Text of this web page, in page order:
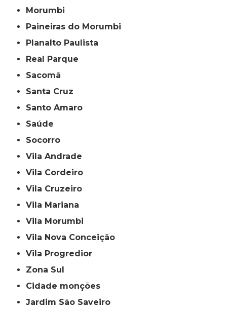
Morumbi
Paineiras do Morumbi
Planalto Paulista
Real Parque
Sacomã
Santa Cruz
Santo Amaro
Saúde
Socorro
Vila Andrade
Vila Cordeiro
Vila Cruzeiro
Vila Mariana
Vila Morumbi
Vila Nova Conceição
Vila Progredior
Zona Sul
cidade monções
jardim São Saveiro